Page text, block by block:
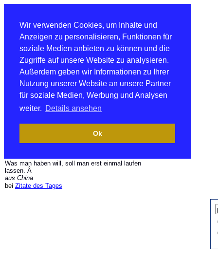
Wir verwenden Cookies, um Inhalte und
Anzeigen zu personalisieren, Funktionen für
soziale Medien anbieten zu können und die
Zugriffe auf unsere Website zu analysieren.
Außerdem geben wir Informationen zu Ihrer
Nutzung unserer Website an unsere Partner
für soziale Medien, Werbung und Analysen
weiter. Details ansehen
Ok
Was man haben will, soll man erst einmal laufen
lassen. Â
aus China
bei Zitate des Tages